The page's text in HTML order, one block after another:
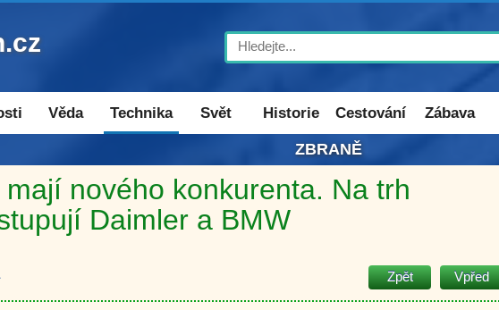
Search
Věda Technika Svět Historie Cestování Zábava
ZBRANĚ
nového konkurenta. Na trh
Daimler a BMW
Zpět Vpřed